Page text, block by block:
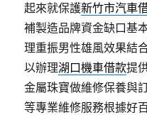
起來就保護新竹市汽車
補製造品牌資金缺口基
理重振男性雄風效果結
以辦理湖口機車借款提
金屬珠寶做維修保養與
等專業維修服務根據好